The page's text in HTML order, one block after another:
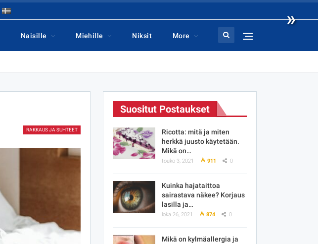
»
Naisille Miehille Niksit More
RAKKAUS JA SUHTEET
Suositut Postaukset
Ricotta: mitä ja miten
herkkä juusto käytetään.
Mikä on…
touko 3, 2021 911 0
Kuinka hajataittoa
sairastava näkee? Korjaus
lasilla ja…
loka 26, 2021 874 0
Mikä on kylmäallergia ja